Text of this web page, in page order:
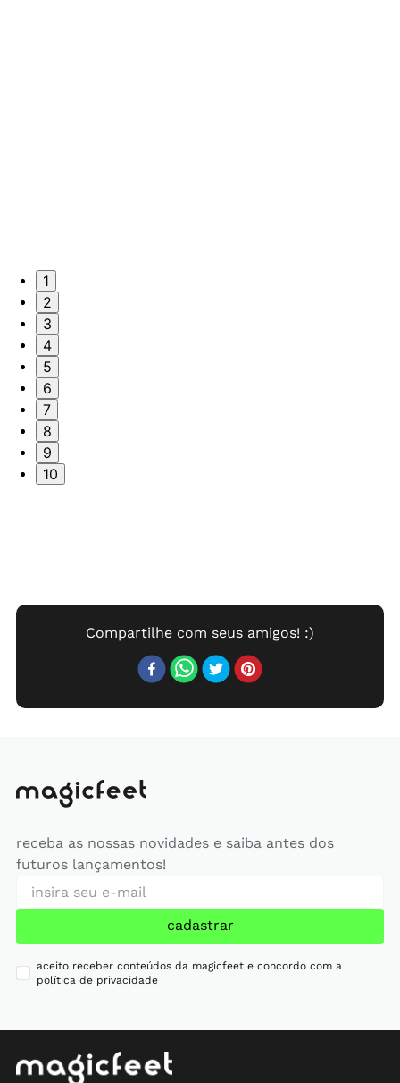
1
2
3
4
5
6
7
8
9
10
receba as nossas novidades e saiba antes dos
futuros lançamentos!
cadastrar
aceito receber conteúdos da magicfeet e concordo com a
política de privacidade